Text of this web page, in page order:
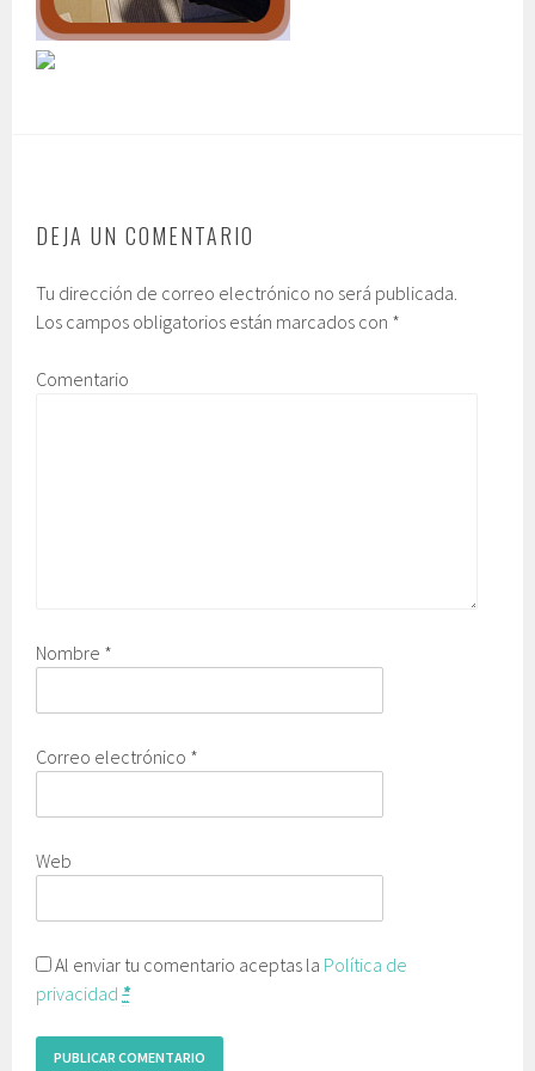
DEJA UN COMENTARIO
Tu dirección de correo electrónico no será publicada.
Los campos obligatorios están marcados con *
Comentario
Nombre *
Correo electrónico *
Web
Al enviar tu comentario aceptas la Política de
privacidad *